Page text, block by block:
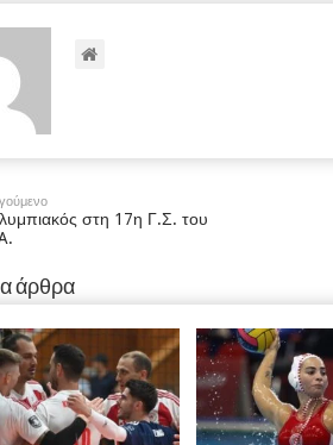
στη 17η Γ.Σ. του
άρθρα